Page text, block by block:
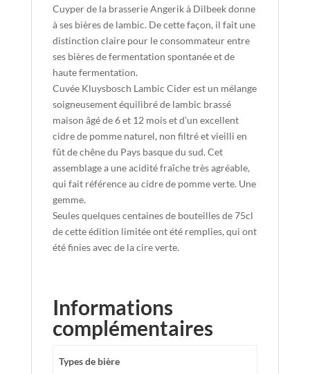
Cuyper de la brasserie Angerik à Dilbeek donne
à ses bières de lambic. De cette façon, il fait une
distinction claire pour le consommateur entre
ses bières de fermentation spontanée et de
haute fermentation.
Cuvée Kluysbosch Lambic Cider est un mélange
soigneusement équilibré de lambic brassé
maison âgé de 6 et 12 mois et d’un excellent
cidre de pomme naturel, non filtré et vieilli en
fût de chêne du Pays basque du sud. Cet
assemblage a une acidité fraîche très agréable,
qui fait référence au cidre de pomme verte. Une
gemme.
Seules quelques centaines de bouteilles de 75cl
de cette édition limitée ont été remplies, qui ont
été finies avec de la cire verte.
Informations
complémentaires
Types de bière